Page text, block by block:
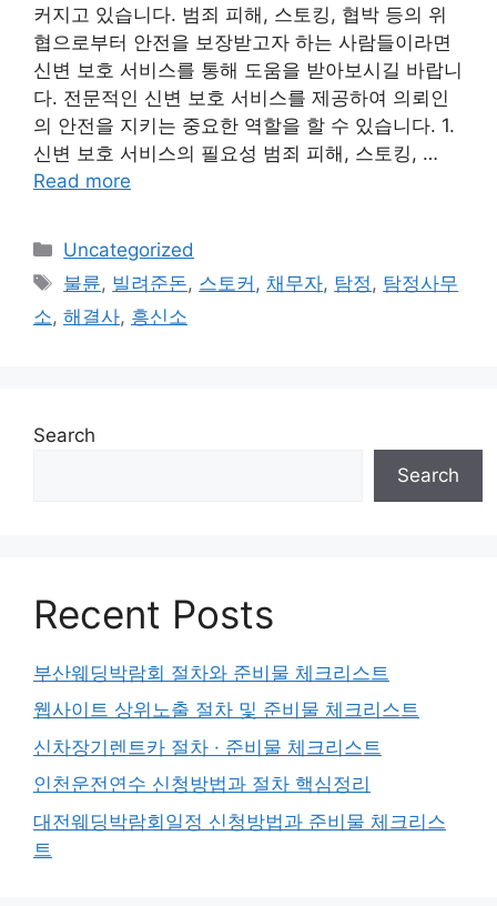
커지고 있습니다. 범죄 피해, 스토킹, 협박 등의 위
협으로부터 안전을 보장받고자 하는 사람들이라면
신변 보호 서비스를 통해 도움을 받아보시길 바랍니
다. 전문적인 신변 보호 서비스를 제공하여 의뢰인
의 안전을 지키는 중요한 역할을 할 수 있습니다. 1.
신변 보호 서비스의 필요성 범죄 피해, 스토킹, …
Read more
Categories
Uncategorized
Tags
불륜, 빌려준돈, 스토커 , 채무자, 탐정 , 탐정사무
소, 해결사, 흥신소
Search
Search
Recent Posts
부산웨딩박람회 절차와 준비물 체크리스트
웹사이트 상위노출 절차 및 준비물 체크리스트
신차장기렌트카 절차 · 준비물 체크리스트
인천운전연수 신청방법과 절차 핵심정리
대전웨딩박람회일정 신청방법과 준비물 체크리스
트